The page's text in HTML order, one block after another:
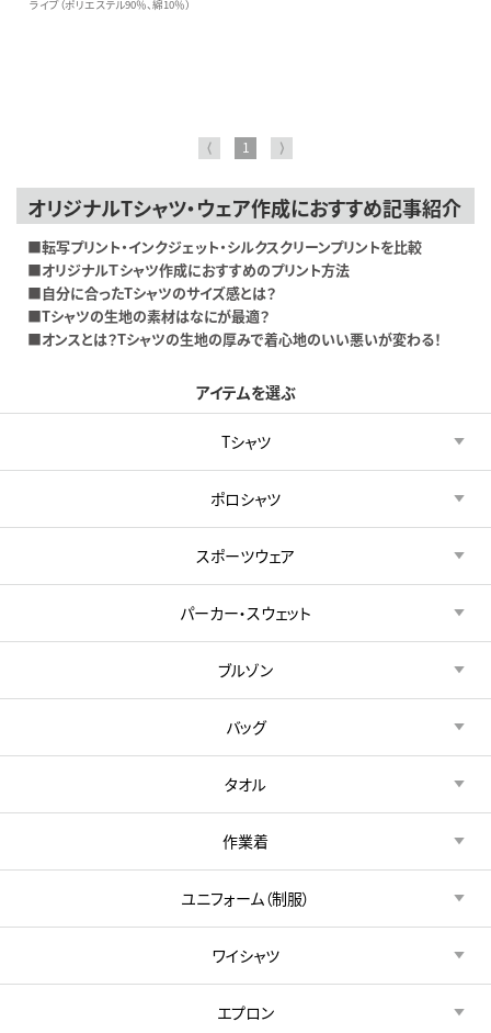
ライプ（ポリエステル90％、綿10％）
⟨ 1 ⟩
オリジナルTシャツ・ウェア作成におすすめ記事紹介
■転写プリント・インクジェット・シルクスクリーンプリントを比較
■オリジナルＴシャツ作成におすすめのプリント方法
■自分に合ったTシャツのサイズ感とは？
■Tシャツの生地の素材はなにが最適？
■オンスとは？Tシャツの生地の厚みで着心地のいい悪いが変わる！
アイテムを選ぶ
Tシャツ
ポロシャツ
スポーツウェア
パーカー・スウェット
ブルゾン
バッグ
タオル
作業着
ユニフォーム（制服）
ワイシャツ
エプロン